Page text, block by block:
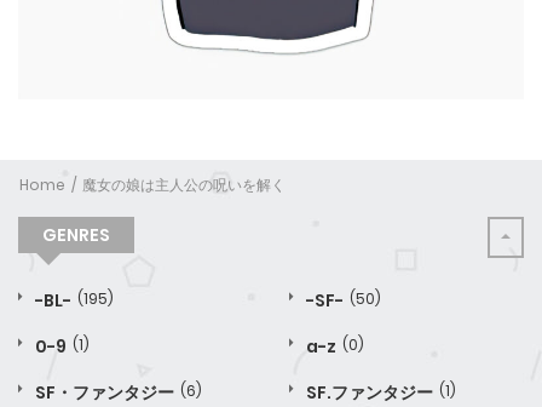
Home 魔女の娘は主人公の呪いを解く
GENRES
-BL- (195) -SF- (50)
0-9 (1) a-z (0)
SF・ファンタジー (6) SF.ファンタジー (1)